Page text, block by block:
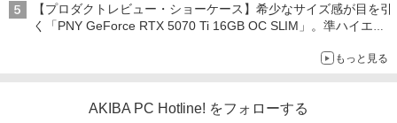
【プロダクトレビュー・ショーケース】希少なサイズ感が目を引
く「PNY GeForce RTX 5070 Ti 16GB OC SLIM」。準ハイエン
もっと見る
AKIBA PC Hotline! をフォローする